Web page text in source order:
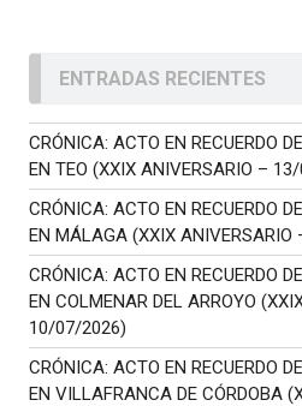
ENTRADAS RECIENTES
CRÓNICA: ACTO EN RECUERDO
EN TEO (XXIX ANIVERSARIO –
CRÓNICA: ACTO EN RECUERDO
EN MÁLAGA (XXIX
CRÓNICA: ACTO EN RECUERDO
EN COLMENAR DEL ARROYO
10/07/2026)
CRÓNICA: ACTO EN RECUERDO
EN VILLAFRANCA DE CÓRDOBA